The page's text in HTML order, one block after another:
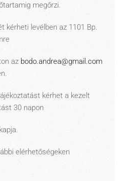
megőrzi.
kérheti levélben az 1101 Bp.
az bodo.andrea@gmail.com
kérhet a kezelt
30 napon
elérhetőségeken